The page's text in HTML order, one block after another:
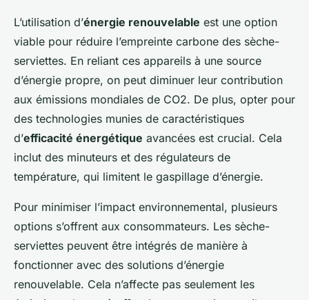
L’utilisation d’énergie renouvelable est une option
viable pour réduire l’empreinte carbone des sèche-
serviettes. En reliant ces appareils à une source
d’énergie propre, on peut diminuer leur contribution
aux émissions mondiales de CO2. De plus, opter pour
des technologies munies de caractéristiques
d’efficacité énergétique avancées est crucial. Cela
inclut des minuteurs et des régulateurs de
température, qui limitent le gaspillage d’énergie.
Pour minimiser l’impact environnemental, plusieurs
options s’offrent aux consommateurs. Les sèche-
serviettes peuvent être intégrés de manière à
fonctionner avec des solutions d’énergie
renouvelable. Cela n’affecte pas seulement les